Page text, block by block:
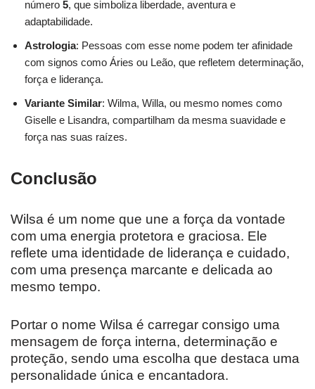
número 5, que simboliza liberdade, aventura e
adaptabilidade.
Astrologia: Pessoas com esse nome podem ter afinidade
com signos como Áries ou Leão, que refletem determinação,
força e liderança.
Variante Similar: Wilma, Willa, ou mesmo nomes como
Giselle e Lisandra, compartilham da mesma suavidade e
força nas suas raízes.
Conclusão
Wilsa é um nome que une a força da vontade
com uma energia protetora e graciosa. Ele
reflete uma identidade de liderança e cuidado,
com uma presença marcante e delicada ao
mesmo tempo.
Portar o nome Wilsa é carregar consigo uma
mensagem de força interna, determinação e
proteção, sendo uma escolha que destaca uma
personalidade única e encantadora.